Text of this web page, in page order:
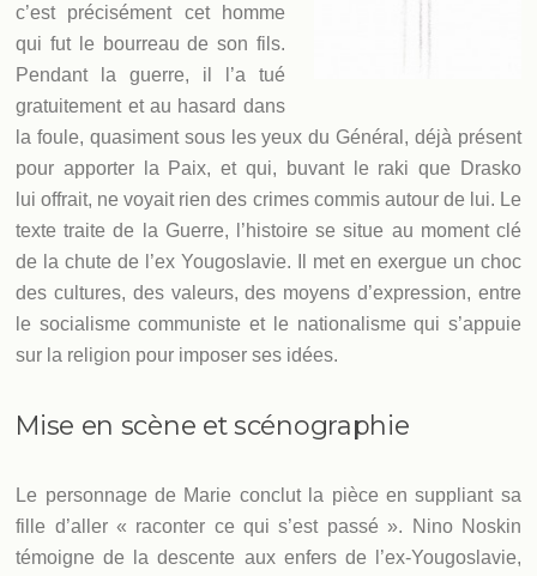
c’est précisément cet homme
qui fut le bourreau de son fils.
Pendant la guerre, il l’a tué
gratuitement et au hasard dans
la foule, quasiment sous les yeux du Général, déjà présent
pour apporter la Paix, et qui, buvant le raki que Drasko
lui offrait, ne voyait rien des crimes commis autour de lui. Le
texte traite de la Guerre, l’histoire se situe au moment clé
de la chute de l’ex Yougoslavie. Il met en exergue un choc
des cultures, des valeurs, des moyens d’expression, entre
le socialisme communiste et le nationalisme qui s’appuie
sur la religion pour imposer ses idées.
Mise en scène et scénographie
Le personnage de Marie conclut la pièce en suppliant sa
fille d’aller « raconter ce qui s’est passé ». Nino Noskin
témoigne de la descente aux enfers de l’ex-Yougoslavie,